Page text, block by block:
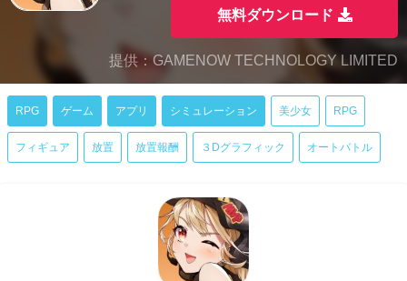
無料ダウンロード
提供：GAMENOW TECHNOLOGY LIMITED
RPG ゲーム アプリ シミュレーション 美少女 RPG
フィギュア 放置 放置報酬 ３Dグラフィック オートバトル